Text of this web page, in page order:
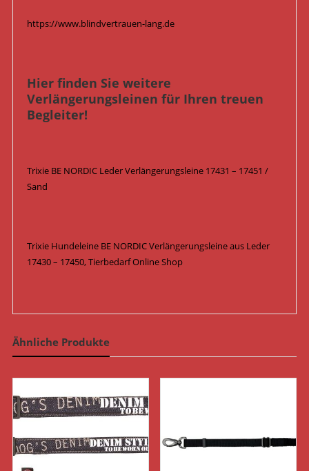
https://www.blindvertrauen-lang.de
Hier finden Sie weitere
Verlängerungsleinen für Ihren treuen
Begleiter!
Trixie BE NORDIC Leder Verlängerungsleine 17431 – 17451 /
Sand
Trixie Hundeleine BE NORDIC Verlängerungsleine aus Leder
17430 – 17450, Tierbedarf Online Shop
Ähnliche Produkte